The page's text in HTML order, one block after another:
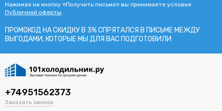
Нажимая на кнопку «Получить письмо» вы принимаете условия
Публичной оферты
ПРОМОКОД НА СКИДКУ В 3% СПРЯТАЛСЯ В ПИCЬМЕ МЕЖДУ
ВЫГОДАМИ, КОТОРЫЕ МЫ ДЛЯ ВАС ПОДГОТОВИЛИ
+74951562373
Заказать звонок